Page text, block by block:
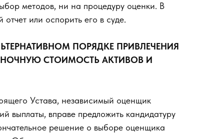
методов, ни на процедуру оценки. В
отчет или оспорить его в суде.
ПОРЯДКЕ ПРИВЛЕЧЕНИЯ
СТОИМОСТЬ АКТИВОВ И
Устава, независимый оценщик
выплаты, вправе предложить кандидатуру
решение о выборе оценщика